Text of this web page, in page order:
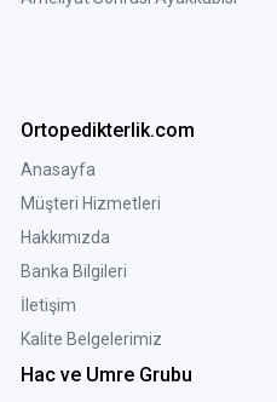
Ortopedikterlik.com
Anasayfa
Müşteri Hizmetleri
Hakkımızda
Banka Bilgileri
İletişim
Kalite Belgelerimiz
Hac ve Umre Grubu